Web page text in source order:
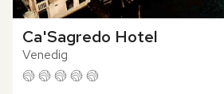
Ca'Sagredo Hotel
Venedig